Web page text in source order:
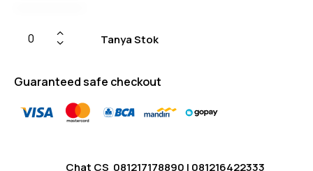
Tanya Stok
Guaranteed safe checkout
Chat CS 081217178890 | 081216422333